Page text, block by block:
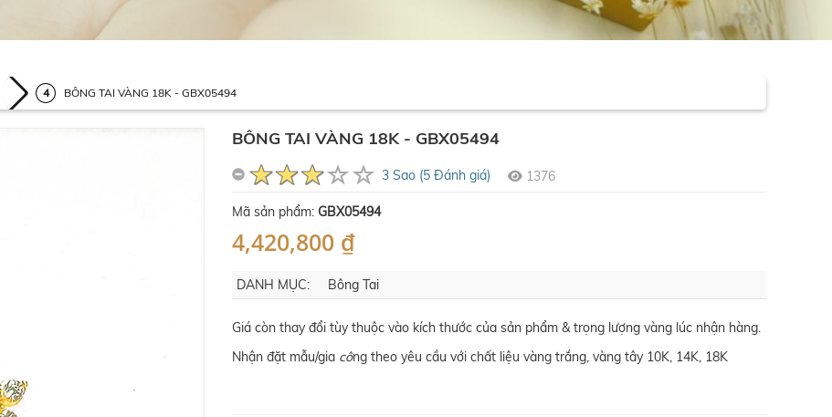
BÔNG TAI VÀNG 18K - GBX05494
BÔNG TAI VÀNG 18K - GBX05494
3 Sao (5 Đánh giá) 1376
Mã sản phẩm: GBX05494
4,420,800 ₫
DANH MỤC: Bông Tai
Giá còn thay đổi tùy thuộc vào kích thước của sản phẩm & trọng lượng vàng lúc nhận hàng.
Nhận đặt mẫu/gia công theo yêu cầu với chất liệu vàng trắng, vàng tây 10K, 14K, 18K